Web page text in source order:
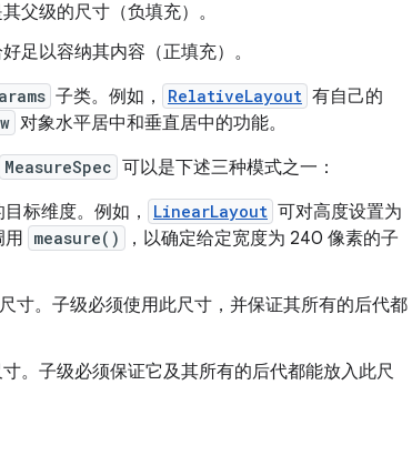
父级的尺寸（负填充）。
足以容纳其内容（正填充）。
子类。例如， RelativeLayout 有自己的
对象水平居中和垂直居中的功能。
MeasureSpec 可以是下述三种模式之一：
目标维度。例如， LinearLayout 可对高度设置为
用 measure()
，以确定给定宽度为 240 像素的子
寸。子级必须使用此尺寸，并保证其所有的后代都
。子级必须保证它及其所有的后代都能放入此尺